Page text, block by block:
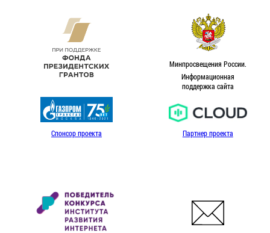
Минпросвещения России.
Информационная
поддержка сайта
Спонсор проекта Партнер проекта